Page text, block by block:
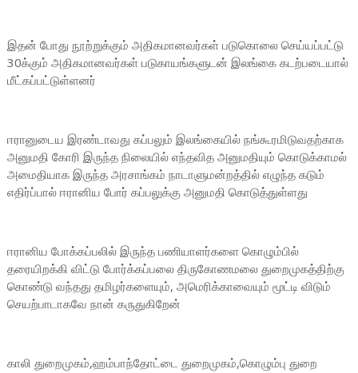
இதன் போது நூற்றுக்கும் அதிகமானவர்கள் படுகொலை செய்யப்பட்டு
30க்கும் அதிகமானவர்கள் படுகாயங்களுடன் இலங்கை கடற்படையால்
மீட்கப்பட்டுள்ளனர்
ஈரானுடைய இரண்டாவது கப்பலும் இலங்கையில் நங்கூரமிடுவதற்காக
அனுமதி கோரி இருந்த நிலையில் எந்தவித அனுமதியும் கொடுக்காமல்
அமைதியாக இருந்த அரசாங்கம் நாடாளுமன்றத்தில் எழுந்த கடும்
எதிர்ப்பால் ஈரானிய போர் கப்பலுக்கு அனுமதி கொடுத்துள்ளது
ஈரானிய போக்கப்பலில் இருந்த பணியாளர்களை கொழும்பில்
தரையிறக்கி விட்டு போர்க்கப்பலை திருகோணமலை துறைமுகத்திற்கு
கொண்டு வந்தது தமிழர்களையும், அமெரிக்காவையும் மூட்டி விடும்
செயற்பாடாகவே நான் கருதுகிறேன்
காலி துறைமுகம்,ஹம்பாந்தோட்டை துறைமுகம்,கொழும்பு துறை